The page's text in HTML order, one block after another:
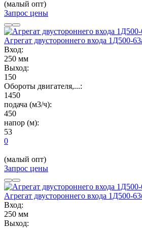
(малый опт)
Запрос цены
Агрегат двустороннего входа 1Д500-
Вход:
250 мм
Выход:
150
Обороты двигателя,...:
1450
подача (м3/ч):
450
напор (м):
53
0
(малый опт)
Запрос цены
Агрегат двустороннего входа 1Д500-
Вход:
250 мм
Выход: